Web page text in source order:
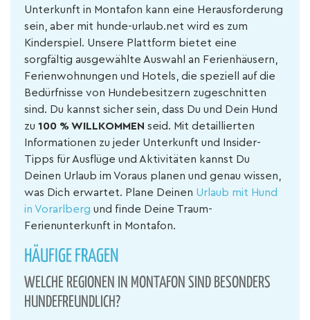
Unterkunft in Montafon kann eine Herausforderung
sein, aber mit hunde-urlaub.net wird es zum
Kinderspiel. Unsere Plattform bietet eine
sorgfältig ausgewählte Auswahl an Ferienhäusern,
Ferienwohnungen und Hotels, die speziell auf die
Bedürfnisse von Hundebesitzern zugeschnitten
sind. Du kannst sicher sein, dass Du und Dein Hund
zu 100 % WILLKOMMEN seid. Mit detaillierten
Informationen zu jeder Unterkunft und Insider-
Tipps für Ausflüge und Aktivitäten kannst Du
Deinen Urlaub im Voraus planen und genau wissen,
was Dich erwartet. Plane Deinen Urlaub mit Hund
in Vorarlberg und finde Deine Traum-
Ferienunterkunft in Montafon.
HÄUFIGE FRAGEN
WELCHE REGIONEN IN MONTAFON SIND BESONDERS
HUNDEFREUNDLICH?